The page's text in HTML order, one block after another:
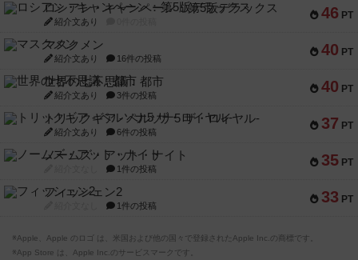
46 PT
ロシアン・キャンペーン：第5版デラックス
紹介文あり
40 PT
マスクメン
紹介文あり 16件の投稿
40 PT
世界の七不思議：都市
紹介文あり 3件の投稿
37 PT
トリックギア - ペルソナ5 ザ・ロイヤル-
紹介文あり 6件の投稿
35 PT
ノームズ・アット・ナイト
1件の投稿
33 PT
フィッシェン2
1件の投稿
※Apple、Apple のロゴ は、米国および他の国々で登録されたApple Inc.の商標です。
※App Store は、Apple Inc.のサービスマークです。